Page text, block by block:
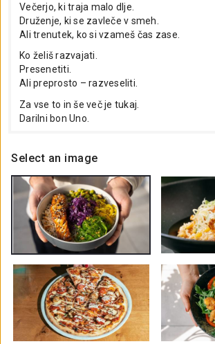
Večerjo, ki traja malo dlje.
Druženje, ki se zavleče v smeh.
Ali trenutek, ko si vzameš čas zase.
Ko želiš razvajati.
Presenetiti.
Ali preprosto – razveseliti.
Za vse to in še več je tukaj.
Darilni bon Uno.
Select an image